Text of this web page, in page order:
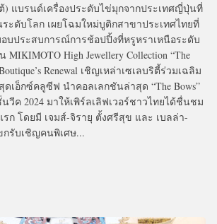
) แบรนด์เครื่องประดับไข่มุกจากประเทศญี่ปุ่นที่
ระดับโลก เผยโฉมใหม่บูติกสาขาประเทศไทยที่
บประสบการณ์การช้อปปิ้งที่หรูหราเหนือระดับ
High Jewellery Collection “The
Boutique’s Renewal เชิญเหล่าเซเลบริตี้ร่วมเฉลิม
เอ็กซ์คลูซีฟ นำคอลเลกชันล่าสุด “The Bows”
วีค 2024 มาให้เพิร์ลเลิฟเวอร์ชาวไทยได้ชื่นชม
ก โดยมี เจมส์-จิรายุ ตั้งศรีสุข และ เบลล่า-
รับเชิญคนพิเศษ...